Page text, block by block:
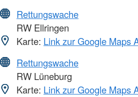
Rettungswache
RW Ellringen
Karte: Link zur Google Maps
Rettungswache
RW Lüneburg
Karte: Link zur Google Maps